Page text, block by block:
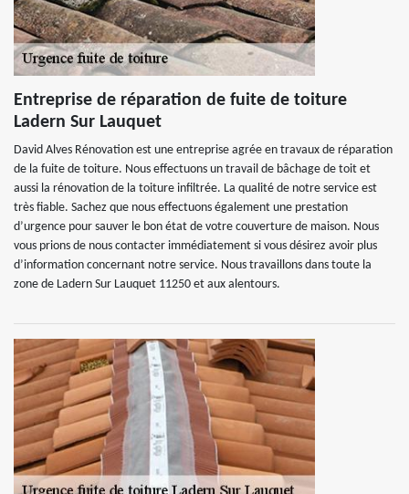
Entreprise de réparation de fuite de toiture
Ladern Sur Lauquet
David Alves Rénovation est une entreprise agrée en travaux de réparation
de la fuite de toiture. Nous effectuons un travail de bâchage de toit et
aussi la rénovation de la toiture infiltrée. La qualité de notre service est
très fiable. Sachez que nous effectuons également une prestation
d’urgence pour sauver le bon état de votre couverture de maison. Nous
vous prions de nous contacter immédiatement si vous désirez avoir plus
d’information concernant notre service. Nous travaillons dans toute la
zone de Ladern Sur Lauquet 11250 et aux alentours.